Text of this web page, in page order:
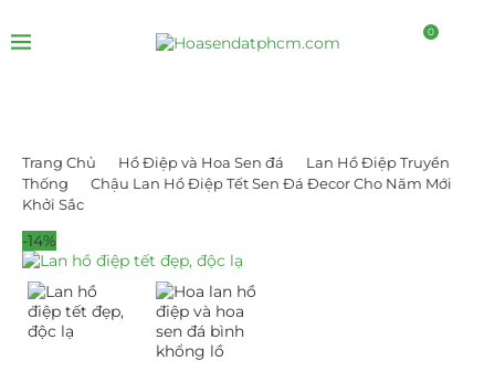
0
Trang Chủ Hồ Điệp và Hoa Sen đá
Lan Hồ Điệp Truyền
Thống
Chậu Lan Hồ Điệp Tết Sen Đá Đecor Cho Năm Mới
Khởi Sắc
-14%